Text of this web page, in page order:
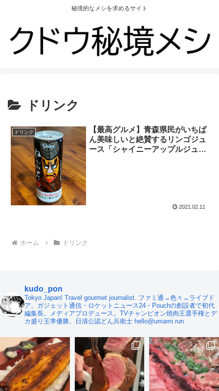
秘境的なメシを求めるサイト
ドリンク
ドリンク
【最高グルメ】青森県民がいちば
ん美味しいと絶賛するリンゴジュ
ース「シャイニーアップルジュー
2021.02.11
ホーム ドリンク
kudo_pon
Tokyo Japan! Travel gourmet journalist. ファミ通→色々→ライブド
ア。ガジェット通信・ロケットニュース24・Pouchの創設者で初代
編集長。メディアプロデュース。TVチャンピオン焼肉王選手権とデ
カ盛り王準優勝。日清公認どん兵衛士 hello@umami.run